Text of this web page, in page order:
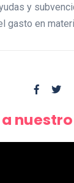
y
gasto en